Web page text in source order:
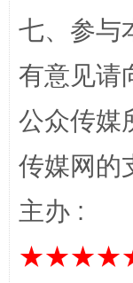
网上
七、参与
有意见请
公众传媒
传媒网的
主办 :